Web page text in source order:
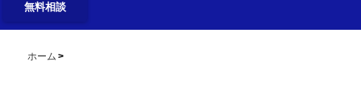
無料相談
ホーム